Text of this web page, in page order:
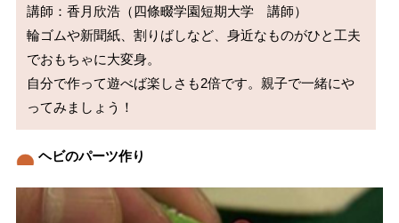
講師：香月欣浩（四條畷学園短期大学　講師）
輪ゴムや新聞紙、割りばしなど、身近なものがひと工夫
でおもちゃに大変身。
自分で作って遊べば楽しさも2倍です。親子で一緒にや
ってみましょう！
ヘビのパーツ作り